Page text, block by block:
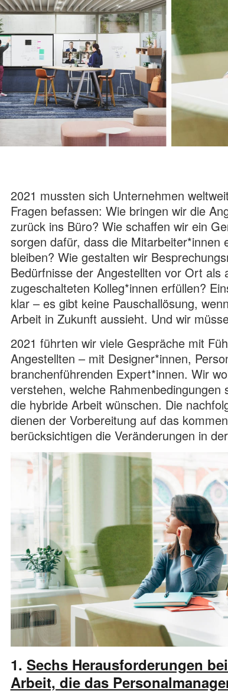
2021 mussten sich Unternehmen
Fragen befassen: Wie bringen wir die
zurück ins Büro? Wie schaffen wir ein
sorgen dafür, dass die Mitarbeiter*innen
bleiben? Wie gestalten wir
Bedürfnisse der Angestellten vor Ort als
zugeschalteten Kolleg*innen erfüllen?
klar – es gibt keine Pauschallösung,
Arbeit in Zukunft aussieht. Und wir
2021 führten wir viele Gespräche mit
Angestellten – mit Designer*innen,
branchenführenden Expert*innen. Wir
verstehen, welche Rahmenbedingungen
die hybride Arbeit wünschen. Die
dienen der Vorbereitung auf das
berücksichtigen die Veränderungen in
1. Sechs Herausforderungen
Arbeit, die das